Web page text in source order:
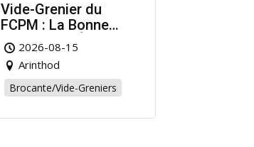
Vide-Grenier du
FCPM : La Bonne
Affaire de l’Été à
Arinthod !
2026-08-15
Arinthod
Brocante/Vide-Greniers